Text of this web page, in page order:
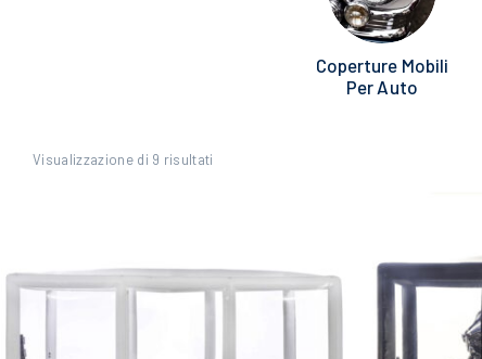
Coperture Mobili
Per Auto
Visualizzazione di 9 risultati